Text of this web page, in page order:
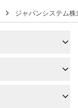
ジャパンシステム株